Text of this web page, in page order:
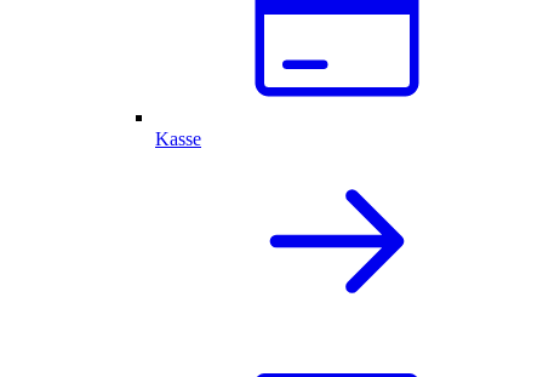
Kasse